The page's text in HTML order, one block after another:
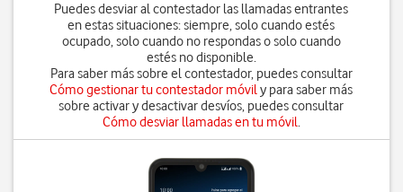
Puedes desviar al contestador las llamadas entrantes
en estas situaciones: siempre, solo cuando estés
ocupado, solo cuando no respondas o solo cuando
estés no disponible.
Para saber más sobre el contestador, puedes consultar
Cómo gestionar tu contestador móvily para saber más
sobre activar y desactivar desvíos, puedes consultar
Cómo desviar llamadas en tu móvil.